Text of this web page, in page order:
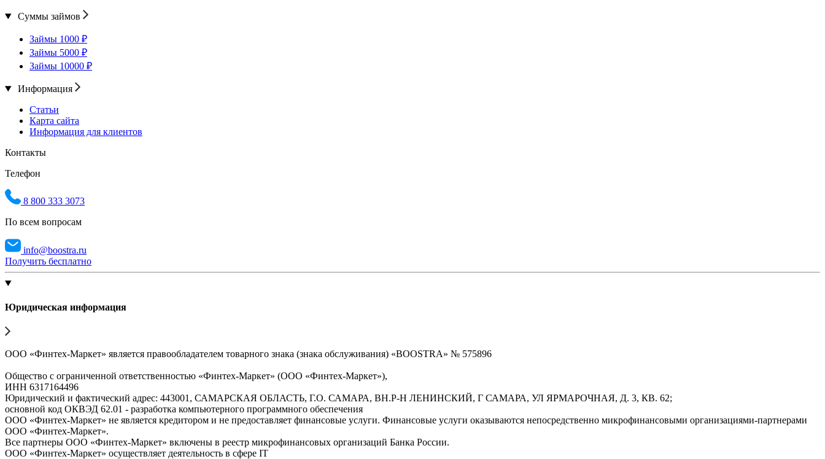
Суммы займов
Займы 1000 ₽
Займы 5000 ₽
Займы 10000 ₽
Информация
Статьи
Карта сайта
Информация для клиентов
Контакты
Телефон
8 800 333 3073
По всем вопросам
info@boostra.ru
Получить бесплатно
Юридическая информация
ООО «Финтех-Маркет» является правообладателем товарного знака (знака обслуживания) «BOOSTRA» № 575896
Общество с ограниченной ответственностью «Финтех-Маркет» (ООО «Финтех-Маркет»),
ИНН 6317164496
Юридический и фактический адрес: 443001, САМАРСКАЯ ОБЛАСТЬ, Г.О. САМАРА, ВН.Р-Н ЛЕНИНСКИЙ, Г САМАРА, УЛ ЯРМАРОЧНАЯ, Д. 3, КВ. 62;
основной код ОКВЭД 62.01 - разработка компьютерного программного обеспечения
ООО «Финтех-Маркет» не является кредитором и не предоставляет финансовые услуги. Финансовые услуги оказываются непосредственно микрофинансовыми организациями-партнерами
ООО «Финтех-Маркет».
Все партнеры ООО «Финтех-Маркет» включены в реестр микрофинансовых организаций Банка России.
ООО «Финтех-Маркет» осуществляет деятельность в сфере IT